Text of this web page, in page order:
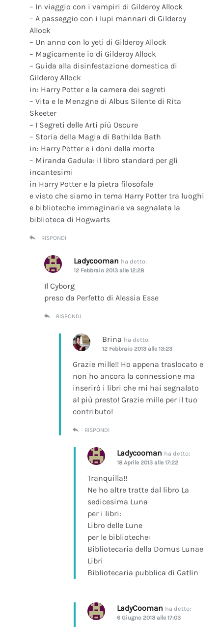
– In viaggio con i vampiri di Gilderoy Allock
– A passeggio con i lupi mannari di Gilderoy
Allock
– Un anno con lo yeti di Gilderoy Allock
– Magicamente io di Gilderoy Allock
– Guida alla disinfestazione domestica di
Gilderoy Allock
in: Harry Potter e la camera dei segreti
– Vita e le Menzgne di Albus Silente di Rita
Skeeter
– I Segreti delle Arti più Oscure
– Storia della Magia di Bathilda Bath
in: Harry Potter e i doni della morte
– Miranda Gadula: il libro standard per gli
incantesimi
in Harry Potter e la pietra filosofale
e visto che siamo in tema Harry Potter tra luoghi
e biblioteche immaginarie va segnalata la
biblioteca di Hogwarts
RISPONDI
Ladycooman ha detto:
12 Febbraio 2013 alle 12:28
Il Cyborg
preso da Perfetto di Alessia Esse
RISPONDI
Brina ha detto:
12 Febbraio 2013 alle 13:23
Grazie mille!! Ho appena traslocato e
non ho ancora la connessione ma
inserirò i libri che mi hai segnalato
al più presto! Grazie mille per il tuo
contributo!
RISPONDI
Ladycooman ha detto:
18 Aprile 2013 alle 17:22
Tranquilla!!
Ne ho altre tratte dal libro La
sedicesima Luna
per i libri:
Libro delle Lune
per le biblioteche:
Bibliotecaria della Domus Lunae
Libri
Bibliotecaria pubblica di Gatlin
LadyCooman ha detto:
6 Giugno 2013 alle 17:03